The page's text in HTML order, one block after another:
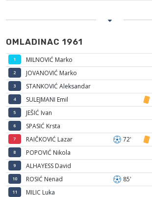
OMLADINAC 1961
1 MILNOVIĆ Marko
2 JOVANOVIĆ Marko
3 STANKOVIĆ Aleksandar
4 SULEJMANI Emil
5 JEŠIĆ Ivan
6 SPASIĆ Krsta
7 RAIČKOVIĆ Lazar 72'
8 POPOVIĆ Nikola
9 ALHAYESS David
10 ROSIĆ Nenad 85'
11 MILIC Luka